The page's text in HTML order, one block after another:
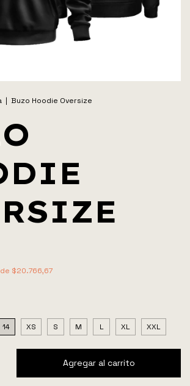
| Buzo Hoodie Oversize
$20.766,67
14 XS S M L XL XXL